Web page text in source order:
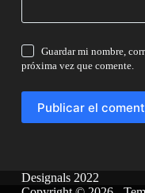
Guardar mi nombre,
próxima vez que comente.
Publicar el
Designals 2022